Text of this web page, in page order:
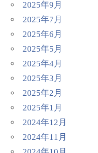
2025年9月
2025年7月
2025年6月
2025年5月
2025年4月
2025年3月
2025年2月
2025年1月
2024年12月
2024年11月